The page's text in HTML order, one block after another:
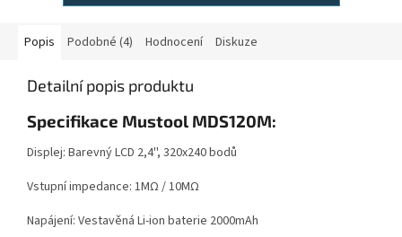
Popis Podobné (4) Hodnocení Diskuze
Detailní popis produktu
Specifikace Mustool MDS120M:
Displej: Barevný LCD 2,4'', 320x240 bodů
Vstupní impedance: 1MΩ / 10MΩ
Napájení: Vestavěná Li-ion baterie 2000mAh